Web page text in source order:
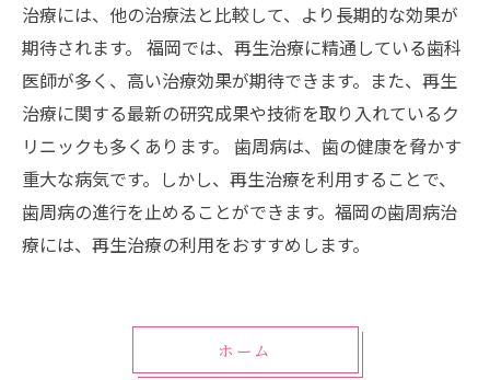
治療には、他の治療法と比較して、より長期的な効果が
期待されます。 福岡では、再生治療に精通している歯科
医師が多く、高い治療効果が期待できます。また、再生
治療に関する最新の研究成果や技術を取り入れているク
リニックも多くあります。 歯周病は、歯の健康を脅かす
重大な病気です。しかし、再生治療を利用することで、
歯周病の進行を止めることができます。福岡の歯周病治
療には、再生治療の利用をおすすめします。
ホーム